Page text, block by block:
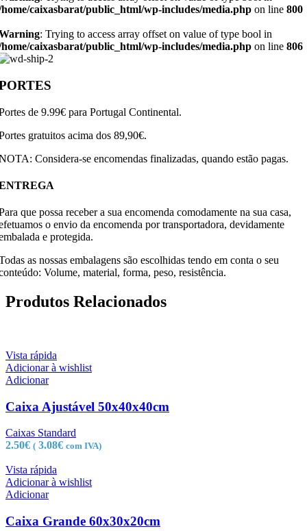
caixasbarat/public_html/wp-includes/media.php on line 800
: Trying to access array offset on value of type bool in
caixasbarat/public_html/wp-includes/media.php on line 806
de 9.99€ para Portugal Continental.
gratuitos acima dos 89,90€.
Considera-se encomendas finalizadas, quando estão pagas.
que possa receber a sua encomenda comodamente na sua casa,
o envio da encomenda por transportadora, devidamente
e protegida.
as nossas embalagens são escolhidas tendo em conta o seu
Volume, material, forma, peso, resistência.
Produtos Relacionados
Vista rápida
Adicionar à wishlist
Adicionar
Caixa Ajustável 50x40x40cm
Caixas Standard
2.50€ ( 3.08€ com IVA)
Vista rápida
Adicionar à wishlist
Adicionar
Caixa Grande 60x30x20cm